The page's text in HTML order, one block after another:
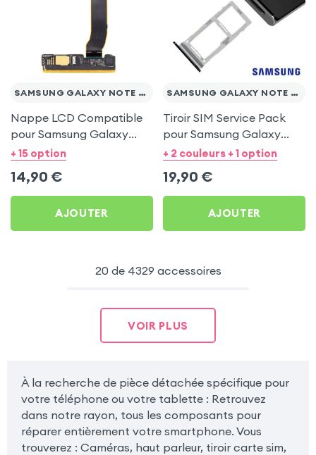
SAMSUNG GALAXY NOTE 20 ULTRA
Nappe LCD Compatible
pour Samsung Galaxy
Note 20 Ultra
+ 15 option
14,90 €
AJOUTER
SAMSUNG GALAXY NOTE 20 ULTRA
Tiroir SIM Service Pack
pour Samsung Galaxy
Note 20 Ultra - Noir
+ 2 couleurs + 1 option
19,90 €
AJOUTER
20 de 4329 accessoires
VOIR PLUS
À la recherche de pièce détachée spécifique pour
votre téléphone ou votre tablette : Retrouvez
dans notre rayon, tous les composants pour
réparer entièrement votre smartphone. Vous
trouverez : Caméras, haut parleur, tiroir carte sim,